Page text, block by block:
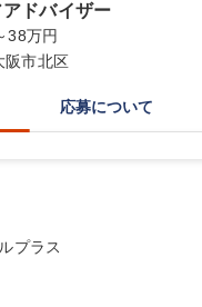
ドバイザー
38万円
阪市北区
応募について
プラス